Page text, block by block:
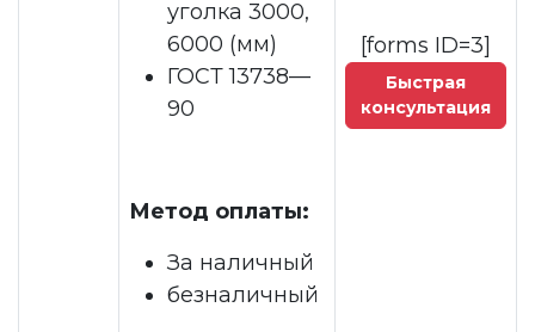
уголка 3000,
6000 (мм)
ГОСТ 13738—
90
Метод оплаты:
За наличный
безналичный
[forms ID=3]
Быстрая
консультация